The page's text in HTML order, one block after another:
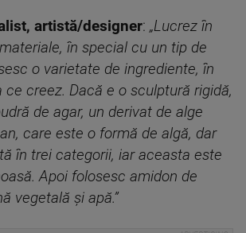
artistă/designer: „Lucrez în
în special cu un tip de
o varietate de ingrediente, în
creez. Dacă e o sculptură rigidă,
de agar, un derivat de alge
care este o formă de algă, dar
în trei categorii, iar aceasta este
Apoi folosesc amidon de
vegetală și apă.”